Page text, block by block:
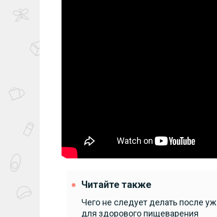
Читайте также
Чего не следует делать после
для здорового пищеварения